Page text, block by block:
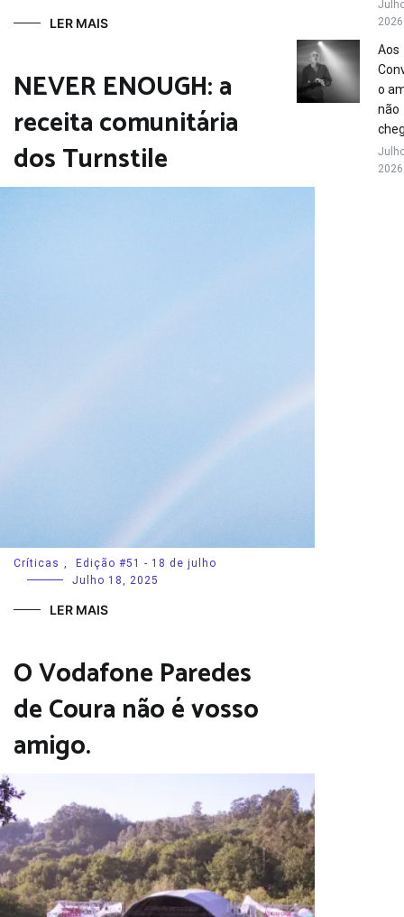
LER MAIS
NEVER ENOUGH: a
receita comunitária
dos Turnstile
Críticas ,
Edição #51 - 18 de julho
Julho 18, 2025
LER MAIS
O Vodafone Paredes
de Coura não é vosso
amigo.
2026
Aos
o
não
2026